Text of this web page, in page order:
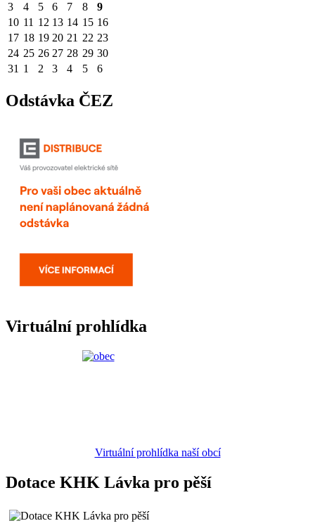
3
4 5 6 7 8
9
10 11 12 13 14 15 16
17 18 19 20 21 22 23
24 25 26 27 28 29 30
31 1 2 3 4 5 6
Odstávka ČEZ
Virtuální prohlídka
Virtuální prohlídka naší obcí
Dotace KHK Lávka pro pěší